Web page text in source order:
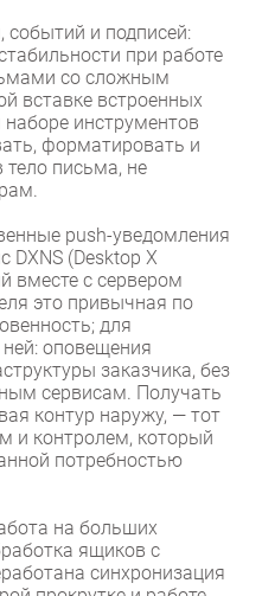
событий и подписей:
при работе
со сложным
вставке встроенных
инструментов
форматировать и
письма, не
push-уведомления
DXNS (Desktop X
вместе с сервером
это привычная по
для
оповещения
заказчика, без
сервисам. Получать
контур наружу, — тот
и контролем, который
потребностью
на больших
ящиков с
синхронизация